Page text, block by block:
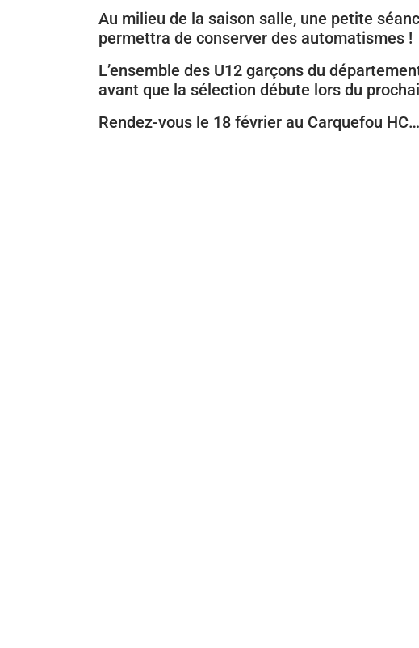
Au milieu de la saison salle, une petite
permettra de conserver des automatismes !
L’ensemble des U12 garçons du
avant que la sélection débute lors du
Rendez-vous le 18 février au Carquefou